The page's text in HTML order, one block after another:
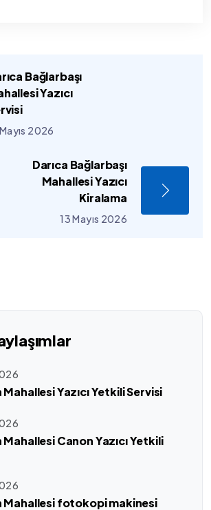
Bağlarbaşı
Yazıcı
2026
Darıca Bağlarbaşı
Mahallesi Yazıcı
Kiralama
13 Mayıs 2026
Yazıcı Yetkili Servisi
Canon Yazıcı Yetkili
Mahallesi fotokopi makinesi